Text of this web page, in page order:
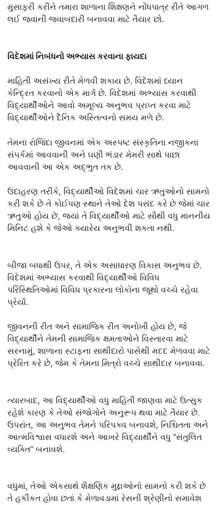
મુસાફરી કરીને તમારા શાળાના શિક્ષણને નોંધપાત્ર રીતે આગળ
લઈ જવાની જવાબદારી બનાવવા માટે તૈયાર છો.
વિદેશમાં નિબંધનો અભ્યાસ કરવાના ફાયદા
માહિતી અસંખ્ય રીતે મેળવી શકાય છે. વિદેશમાં ધ્યાન
કેન્દ્રિત કરવાનો એક માર્ગ છે. વિદેશમાં અભ્યાસ કરવાથી
વિદ્યાર્થીઓને આવો અમૂલ્ય અનુભવ પ્રાપ્ત કરવા માટે
વિદ્યાર્થીઓને દૈનિક અસ્તિત્વનો સમય મળે છે.
તેમના રોજિંદા જીવનમાં એક અસ્પષ્ટ સંસ્કૃતિના નજીકના
સંપર્કમાં આવવાની અને ઘણી ભંડાર મેમરી સાથે પાછા
આવવાની આ એક અદ્ભુત તક છે.
ઉદાહરણ તરીકે, વિદ્યાર્થીઓ વિદેશમાં ચાર ઋતુઓનો સામનો
કરી શકે છે તે કોઈપણ સ્થાને તેઓ દેશ પસંદ કરે છે જેમાં ચાર
ઋતુઓ હોય છે, જ્યાં તે વિદ્યાર્થીઓ માટે સૌથી વધુ માનનીય
મિનિટ હશે કે જેઓ ક્યારેય અનુભવી શકતા નથી.
બીજા બધાથી ઉપર, તે એક અસાધારણ વિકાસ અનુભવ છે.
વિદેશમાં અભ્યાસ કરવાથી વિદ્યાર્થીઓ વિવિધ
પરિસ્થિતિઓમાં વિવિધ પ્રકારના લોકોના જૂથો વચ્ચે રહેવા
પ્રેર્યા.
જીવનની રીત અને સામાજિક રીત અનોખી હોય છે, જે
વિદ્યાર્થીને તેમની સામાજિક ક્ષમતાઓને વિસ્તારવા માટે
સરનામું, શાળાના સ્ટાફના સાથીદારો પાસેથી મદદ મેળવવા માટે
પ્રેરિત કરે છે, જેમ કે તેમના મિત્રો વચ્ચે સાથીદાર બનાવવા.
ત્યારબાદ, આ વિદ્યાર્થીઓ વધુ માહિતી જાણવા માટે ઉત્સુક
રહેશે કારણ કે તેઓ સંજોગોને અનુરૂપ થવા માટે તૈયાર છે.
ઉપરાંત, આ અનુભવ તેમને પરિપક્વ બનાવશે, નિશ્ચિતતા અને
આત્મવિશ્વાસ વધારશે અને આખરે વિદ્યાર્થીને વધુ “સંતુલિત
વ્યક્તિ” બનાવશે.
વધુમાં, તેઓ એકસાથે શૈક્ષણિક મુદ્દાઓનો સામનો કરી શકે છે
તે હકીકત હોવા છતાં કે મેળાવડામાં રેસની શ્રેણીનો સમાવેશ